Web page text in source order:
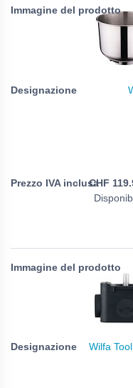
CHF
Wilfa